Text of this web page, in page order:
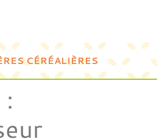
CÉRÉALIÈRES